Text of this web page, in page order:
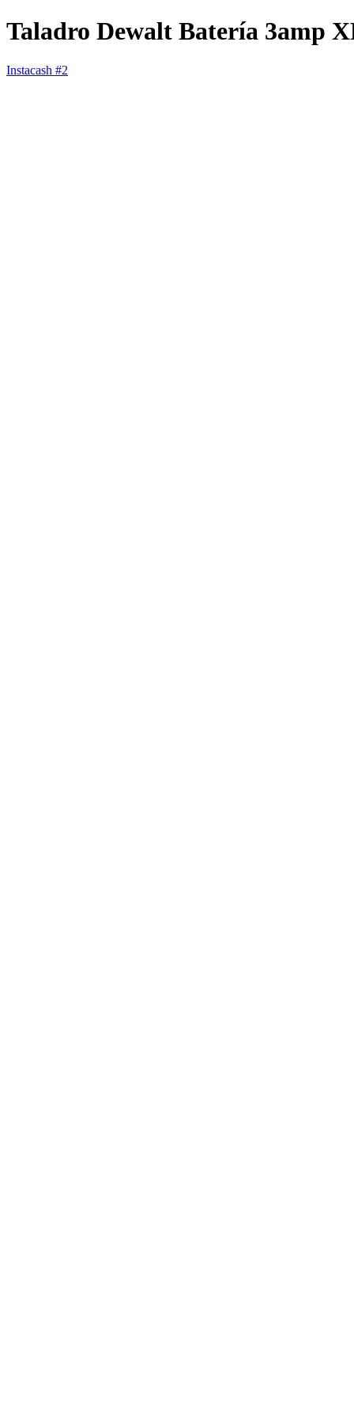
Taladro Dewalt Batería 3amp
Instacash #2